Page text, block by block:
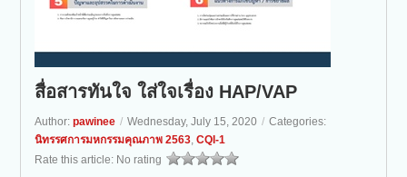
สื่อสารทันใจ ใส่ใจเรื่อง HAP/VAP
Author:pawinee / Wednesday, July 15, 2020 / Categories:
นิทรรศการมหกรรมคุณภาพ 2563,CQI-1
Rate this article: No rating